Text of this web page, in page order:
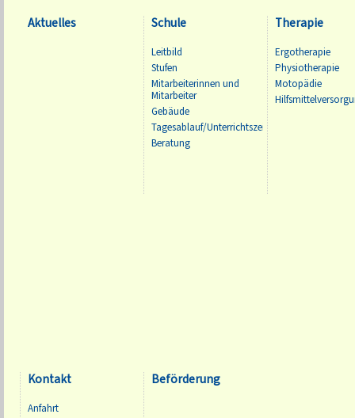
Aktuelles Schule
Leitbild
Stufen
Mitarbeiterinnen und
Mitarbeiter
Gebäude
Tagesablauf/Unterrichtszeiten
Beratung
Therapie
Ergotherapie
Physiotherapie
Motopädie
Kontakt
Anfahrt
Beförderung